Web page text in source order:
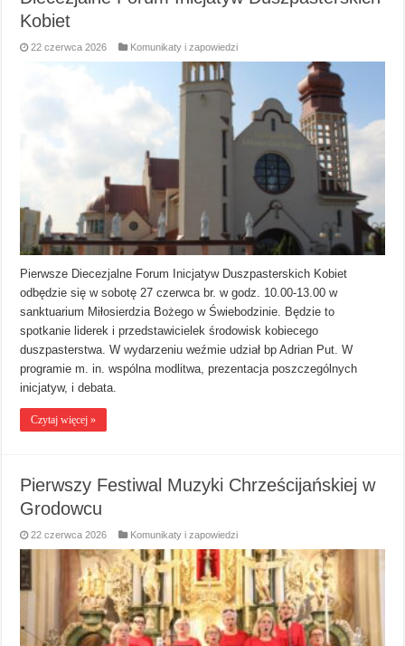
Kobiet
22 czerwca 2026 Komunikaty i zapowiedzi
Pierwsze Diecezjalne Forum Inicjatyw Duszpasterskich Kobiet
odbędzie się w sobotę 27 czerwca br. w godz. 10.00-13.00 w
sanktuarium Miłosierdzia Bożego w Świebodzinie. Będzie to
spotkanie liderek i przedstawicielek środowisk kobiecego
duszpasterstwa. W wydarzeniu weźmie udział bp Adrian Put. W
programie m. in. wspólna modlitwa, prezentacja poszczególnych
inicjatyw, i debata.
Czytaj więcej »
Pierwszy Festiwal Muzyki Chrześcijańskiej w
Grodowcu
22 czerwca 2026 Komunikaty i zapowiedzi